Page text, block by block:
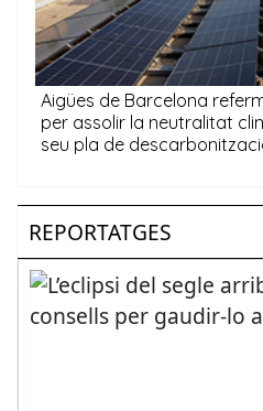
REPORTATGES